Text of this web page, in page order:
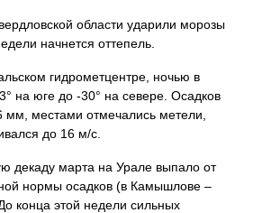
области ударили морозы
начнется оттепель.
гидрометцентре, ночью в
на юге до -30° на севере. Осадков
мм, местами отмечались метели,
до 16 м/с.
декаду марта на Урале выпало от
нормы осадков (в Камышлове –
конца этой недели сильных